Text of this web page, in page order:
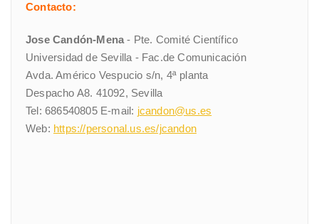
Contacto:
Jose Candón-Mena - Pte. Comité Científico
Universidad de Sevilla - Fac.de Comunicación
Avda. Américo Vespucio s/n, 4ª planta
Despacho A8. 41092, Sevilla
Tel: 686540805 E-mail: jcandon@us.es
Web: https://personal.us.es/jcandon